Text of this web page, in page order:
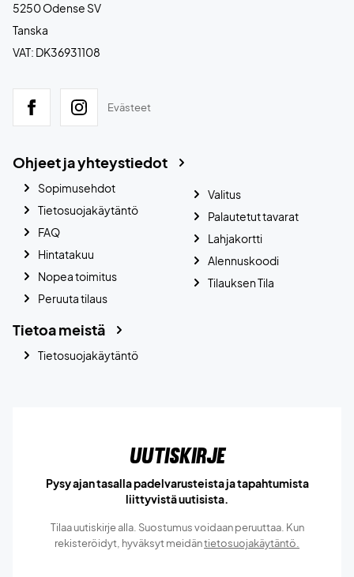
5250 Odense SV
Tanska
VAT: DK36931108
Evästeet
Ohjeet ja yhteystiedot
Sopimusehdot
Tietosuojakäytäntö
FAQ
Hintatakuu
Nopea toimitus
Peruuta tilaus
Valitus
Palautetut tavarat
Lahjakortti
Alennuskoodi
Tilauksen Tila
Tietoa meistä
Tietosuojakäytäntö
Uutiskirje
Pysy ajan tasalla padelvarusteista ja tapahtumista
liittyvistä uutisista.
Tilaa uutiskirje alla. Suostumus voidaan peruuttaa. Kun
rekisteröidyt, hyväksyt meidäntietosuojakäytäntö.